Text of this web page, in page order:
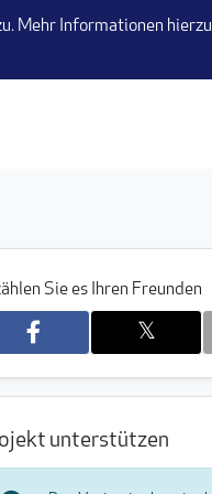
Mehr Informationen hierzu
Sie es Ihren Freunden
𝕏
unterstützen